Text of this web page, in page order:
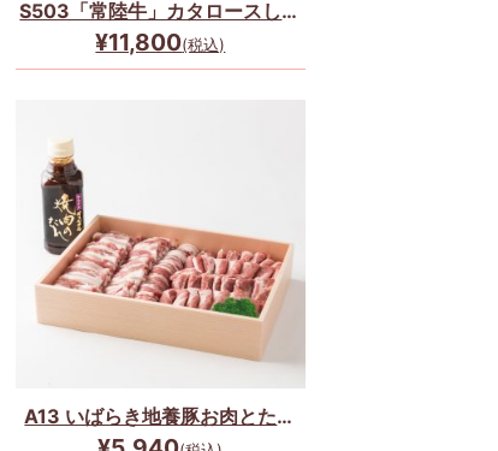
S503「常陸牛」カタロースしゃ
ぶしゃぶセット(600g)☆
¥11,800(税込)
A13 いばらき地養豚お肉とたれ
のセット